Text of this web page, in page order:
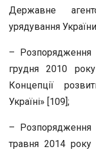
Державне
урядування
– Розпорядження
грудня 2010
Концепції
Україні» [109];
– Розпорядження
травня 2014